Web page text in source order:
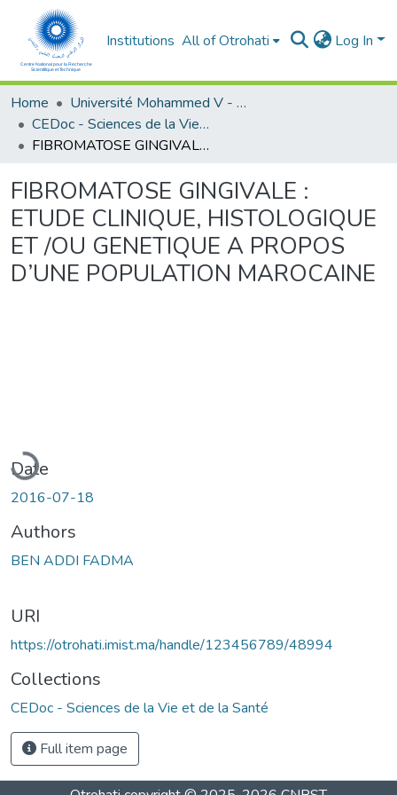
Institutions All of Otrohati Log In
Home
Université Mohammed V - Rabat
CEDoc - Sciences de la Vie et de la Santé
FIBROMATOSE GINGIVALE : ETUDE CLINIQUE, HISTOLOGIQUE ET /OU GENETIQUE A PROPOS D’UNE POPULATION MAROCAINE
FIBROMATOSE GINGIVALE :
ETUDE CLINIQUE, HISTOLOGIQUE
ET /OU GENETIQUE A PROPOS
D’UNE POPULATION MAROCAINE
Date
2016-07-18
Authors
BEN ADDI FADMA
URI
https://otrohati.imist.ma/handle/123456789/48994
Collections
CEDoc - Sciences de la Vie et de la Santé
Full item page